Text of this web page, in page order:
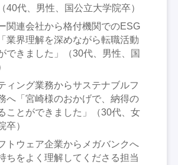
40代、男性、国公立大学院卒）
関連会社から格付機関でのESG
業界理解を深めながら転職活動
できました」（30代、男性、国
ィング業務からサステナブルフ
へ「宮崎様のおかげで、納得の
ことができました」（30代、女
卒）
トウェア企業からメガバンクへ
ちをよく理解してくださる担当